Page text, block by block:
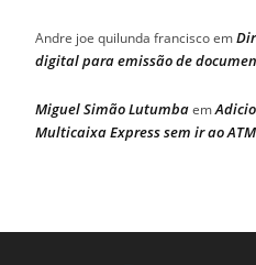
Andre joe quilunda franciscoem
digital para emissão de
Miguel Simão Lutumbaem
Multicaixa Express sem ir ao ATM